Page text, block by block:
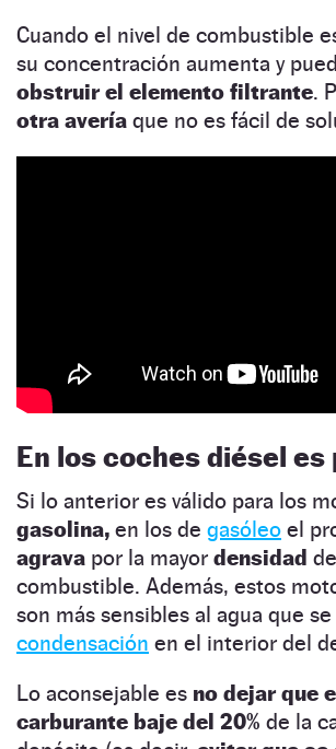
Cuando el nivel de combustible
su concentración aumenta y
obstruir el elemento filtrante.
otra avería que no es fácil de
En los coches diésel es
Si lo anterior es válido para los
gasolina, en los de gasóleo el
agrava por la mayor densidad
combustible. Además, estos
son más sensibles al agua que
condensación en el interior del
Lo aconsejable es no dejar que
carburante baje del 20% de la